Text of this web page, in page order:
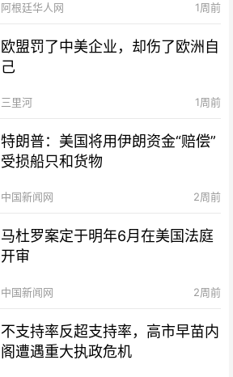
阿根廷华人网 1周前
欧盟罚了中美企业，却伤了欧洲自
己
三里河 1周前
特朗普：美国将用伊朗资金“赔偿”
受损船只和货物
中国新闻网 2周前
马杜罗案定于明年6月在美国法庭
开审
中国新闻网 2周前
不支持率反超支持率，高市早苗内
阁遭遇重大执政危机